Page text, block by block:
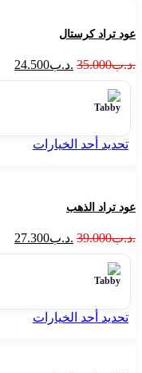
عود تراد كرستال
.د.ب35.000 .د.ب24.500
تحديد أحد الخيارات
عود تراد الذهب
.د.ب39.000 .د.ب27.300
تحديد أحد الخيارات